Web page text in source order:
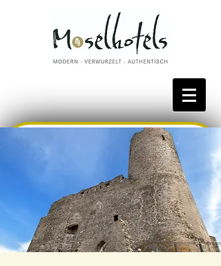
Bestpreis reservieren